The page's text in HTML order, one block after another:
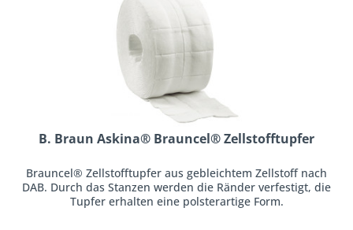
B. Braun Askina® Brauncel® Zellstofftupfer
Brauncel® Zellstofftupfer aus gebleichtem Zellstoff nach
DAB. Durch das Stanzen werden die Ränder verfestigt, die
Tupfer erhalten eine polsterartige Form.